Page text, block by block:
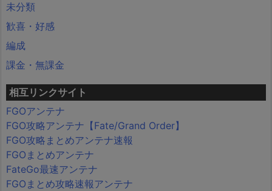
未分類
歓喜・好感
編成
課金・無課金
相互リンクサイト
FGOアンテナ
FGO攻略アンテナ【Fate/Grand Order】
FGO攻略まとめアンテナ速報
FGOまとめアンテナ
FateGo最速アンテナ
FGOまとめ攻略速報アンテナ